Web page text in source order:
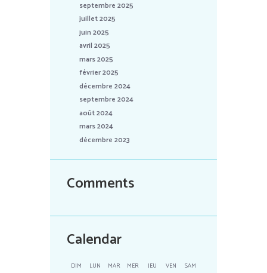
septembre 2025
juillet 2025
juin 2025
avril 2025
mars 2025
février 2025
décembre 2024
septembre 2024
août 2024
mars 2024
décembre 2023
Comments
Calendar
DIM LUN MAR MER JEU VEN SAM